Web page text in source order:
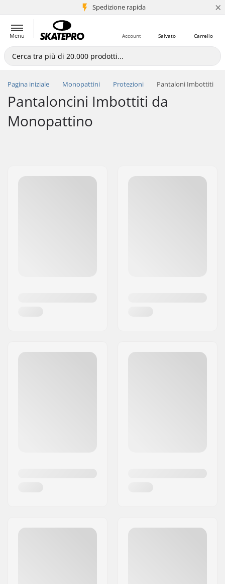
Spedizione rapida
+5 mln di clienti ×
Menu Carrello
Salvato
Account
Pagina iniziale Monopattini Protezioni Pantaloni Imbottiti
Pantaloncini Imbottiti da
Monopattino